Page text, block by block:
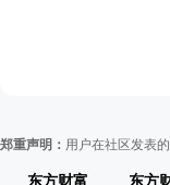
郑重声明： 用户在社区发表
东方财富 东方